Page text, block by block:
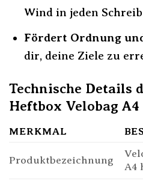
Wind in jeden
Fördert Ordnung
dir, deine Ziele zu
Technische Details
Heftbox Velobag
MERKMAL
Produktbezeichnung
A4